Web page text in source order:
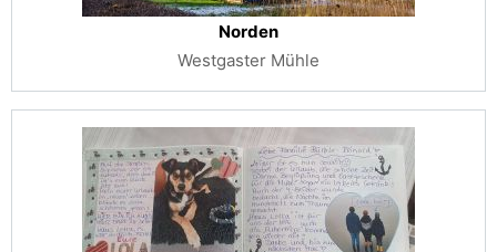
Norden
Westgaster Mühle